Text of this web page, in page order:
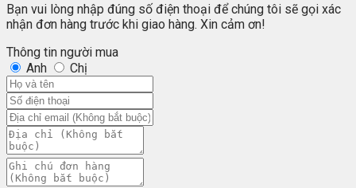
Bạn vui lòng nhập đúng số điện thoại để chúng tôi sẽ gọi xác
nhận đơn hàng trước khi giao hàng. Xin cảm ơn!
Thông tin người mua
Anh
Chị